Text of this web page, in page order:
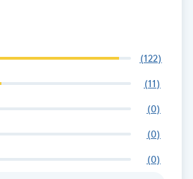
(122)
(11)
(0)
(0)
(0)